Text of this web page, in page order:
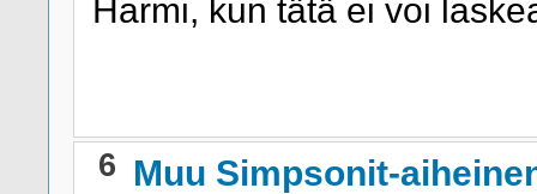
Harmi, kun tätä ei voi
6 Muu Simpsonit-